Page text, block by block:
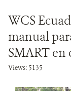
WCS
manual
SMART en
Views: 5135